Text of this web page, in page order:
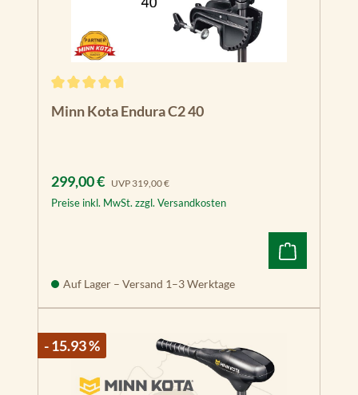
Minn Kota Endura C2 40
Verkaufspreis:
299,00 € UVP 319,00 €
Preise inkl. MwSt. zzgl. Versandkosten
Auf Lager – Versand 1–3 Werktage
- 15.93 %